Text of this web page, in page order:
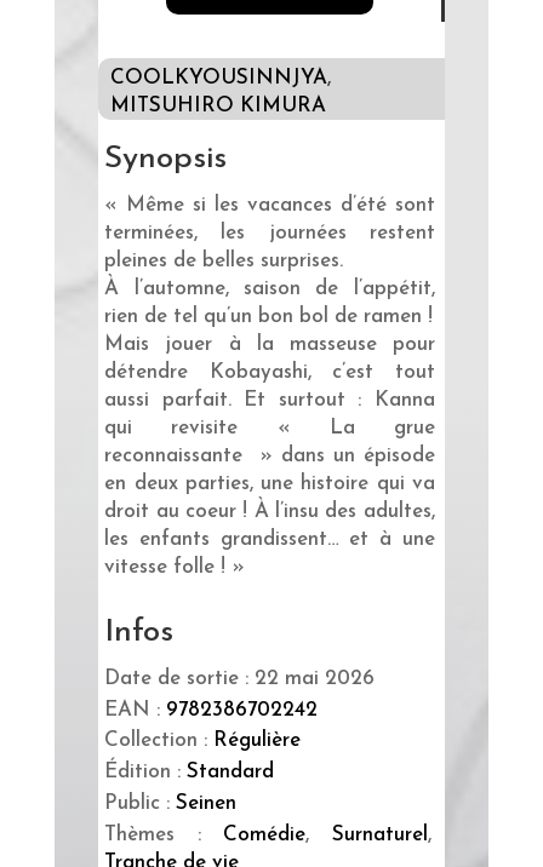
COOLKYOUSINNJYA,
MITSUHIRO KIMURA
Synopsis
« Même si les vacances d’été sont
terminées, les journées restent
pleines de belles surprises.
À l’automne, saison de l’appétit,
rien de tel qu’un bon bol de ramen !
Mais jouer à la masseuse pour
détendre Kobayashi, c’est tout
aussi parfait. Et surtout : Kanna
qui revisite « La grue
reconnaissante » dans un épisode
en deux parties, une histoire qui va
droit au coeur ! À l’insu des adultes,
les enfants grandissent… et à une
vitesse folle ! »
Infos
Date de sortie : 22 mai 2026
EAN : 9782386702242
Collection : Régulière
Édition :Standard
Public :Seinen
Thèmes : Comédie, Surnaturel ,
Tranche de vie